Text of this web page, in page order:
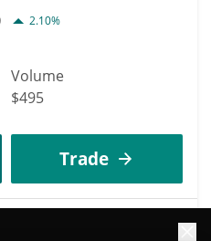
2.10%
Volume
$495
Trade